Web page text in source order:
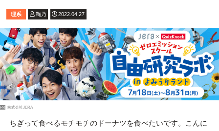
理系 鞠乃 2022.04.27
PR 株式会社JERA
ちぎって食べるモチモチのドーナツを食べたいです。こんに